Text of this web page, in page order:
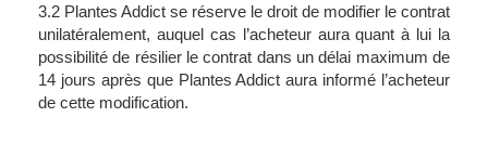
3.2 Plantes Addict se réserve le droit de modifier le contrat
unilatéralement, auquel cas l’acheteur aura quant à lui la
possibilité de résilier le contrat dans un délai maximum de
14 jours après que Plantes Addict aura informé l’acheteur
de cette modification.